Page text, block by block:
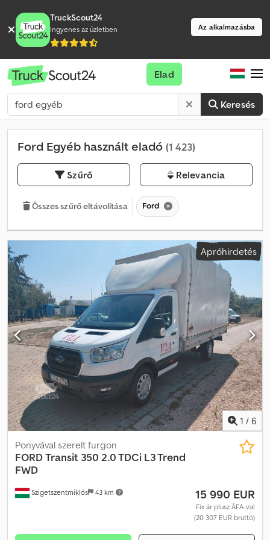
TruckScout24
Ingyenes az üzletben Az alkalmazásba
Keresés
Elad
Ford Egyéb használt eladó (1 423)
Szűrő Relevancia
Összes szűrő eltávolítása Ford
Apróhirdetés
1 / 6
Szigetszentmiklós 43 km
Ponyvával szerelt furgon
FORDTransit 350 2.0 TDCi L3 Trend
FWD
15 990 EUR
Fix ár plusz ÁFA-val
(20 307 EUR bruttó)